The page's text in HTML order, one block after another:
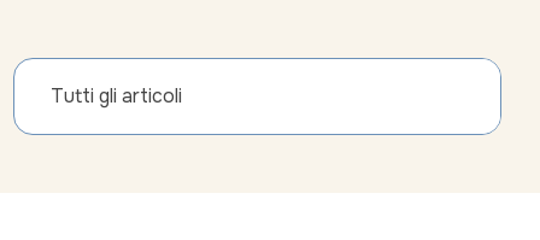
Tutti gli articoli